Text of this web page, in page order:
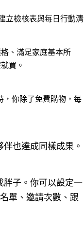
立檢核表與每日行動清
、滿足家庭基本所
買。
，你除了免費購物，每
也達成同樣成果。
胖子。你可以設定一
單、邀請次數、跟